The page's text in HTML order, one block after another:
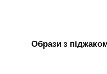
Образи з